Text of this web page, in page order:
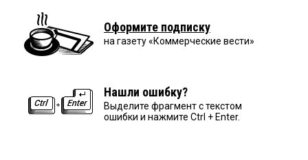
Оформите подписку
на газету «Коммерческие вести»
Нашли ошибку?
Выделите фрагмент с текстом
ошибки и нажмите Ctrl + Enter.